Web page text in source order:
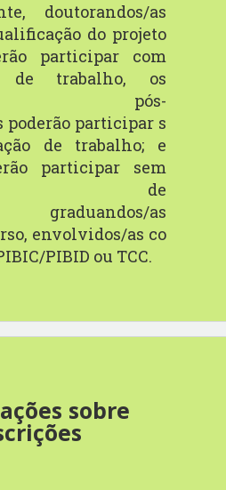
doutorandos/as
do projeto
participar com
de trabalho, os
pós-
poderão participar s
de trabalho; e
participar sem
de
graduandos/as
envolvidos/as co
PIBID ou TCC.
sobre